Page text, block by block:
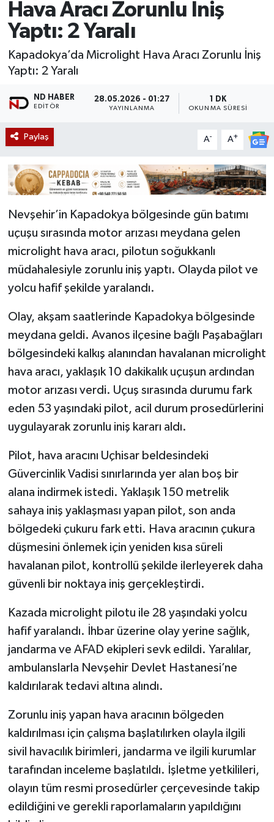
Hava Aracı Zorunlu İniş
Yaptı: 2 Yaralı
Kapadokya’da Microlight Hava Aracı Zorunlu İniş
Yaptı: 2 Yaralı
ND HABER
EDITÖR
28.05.2026 - 01:27
YAYINLANMA
1 DK
OKUNMA SÜRESI
Paylaş A- A+
Nevşehir’in Kapadokya bölgesinde gün batımı
uçuşu sırasında motor arızası meydana gelen
microlight hava aracı, pilotun soğukkanlı
müdahalesiyle zorunlu iniş yaptı. Olayda pilot ve
yolcu hafif şekilde yaralandı.
Olay, akşam saatlerinde Kapadokya bölgesinde
meydana geldi. Avanos ilçesine bağlı Paşabağları
bölgesindeki kalkış alanından havalanan microlight
hava aracı, yaklaşık 10 dakikalık uçuşun ardından
motor arızası verdi. Uçuş sırasında durumu fark
eden 53 yaşındaki pilot, acil durum prosedürlerini
uygulayarak zorunlu iniş kararı aldı.
Pilot, hava aracını Uçhisar beldesindeki
Güvercinlik Vadisi sınırlarında yer alan boş bir
alana indirmek istedi. Yaklaşık 150 metrelik
sahaya iniş yaklaşması yapan pilot, son anda
bölgedeki çukuru fark etti. Hava aracının çukura
düşmesini önlemek için yeniden kısa süreli
havalanan pilot, kontrollü şekilde ilerleyerek daha
güvenli bir noktaya iniş gerçekleştirdi.
Kazada microlight pilotu ile 28 yaşındaki yolcu
hafif yaralandı. İhbar üzerine olay yerine sağlık,
jandarma ve AFAD ekipleri sevk edildi. Yaralılar,
ambulanslarla Nevşehir Devlet Hastanesi’ne
kaldırılarak tedavi altına alındı.
Zorunlu iniş yapan hava aracının bölgeden
kaldırılması için çalışma başlatılırken olayla ilgili
sivil havacılık birimleri, jandarma ve ilgili kurumlar
tarafından inceleme başlatıldı. İşletme yetkilileri,
olayın tüm resmi prosedürler çerçevesinde takip
edildiğini ve gerekli raporlamaların yapıldığını